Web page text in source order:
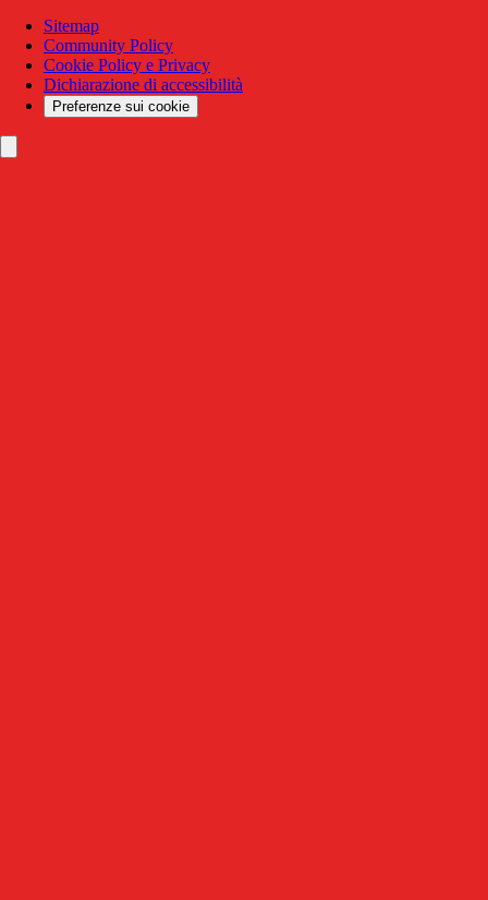
Sitemap
Community Policy
Cookie Policy e Privacy
Dichiarazione di accessibilità
Preferenze sui cookie